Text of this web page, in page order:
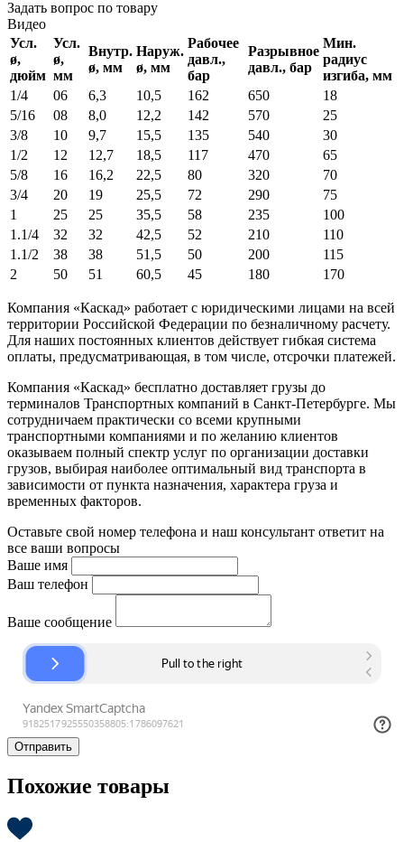
Задать вопрос по товару
Видео
Усл.
ø,
дюйм
Усл.
ø,
мм
Внутр.
ø, мм
Наруж.
ø, мм
Рабочее
давл.,
бар
Разрывное
давл., бар
Мин.
радиус
изгиба, мм
1/4
06 6,3 10,5 162 650
18
5/16
08 8,0 12,2 142 570
25
3/8
10 9,7 15,5 135 540
30
1/2
12 12,7 18,5 117 470
65
5/8
16 16,2 22,5 80 320
70
3/4
20 19 25,5 72 290
75
1
25 25 35,5 58 235
100
1.1/4
32 32 42,5 52 210
110
1.1/2
38 38 51,5 50 200
115
2
50 51 60,5 45 180 170
Компания «Каскад» работает с юридическими лицами на всей
территории Российской Федерации по безналичному расчету.
Для наших постоянных клиентов действует гибкая система
оплаты, предусматривающая, в том числе, отсрочки платежей.
Компания «Каскад» бесплатно доставляет грузы до
терминалов Транспортных компаний в Санкт-Петербурге. Мы
сотрудничаем практически со всеми крупными
транспортными компаниями и по желанию клиентов
оказываем полный спектр услуг по организации доставки
грузов, выбирая наиболее оптимальный вид транспорта в
зависимости от пункта назначения, характера груза и
временных факторов.
Оставьте свой номер телефона и наш консультант ответит на
все ваши вопросы
Ваше имя
Ваш телефон
Ваше сообщение
Отправить
Похожие товары